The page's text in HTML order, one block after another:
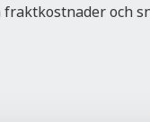
och